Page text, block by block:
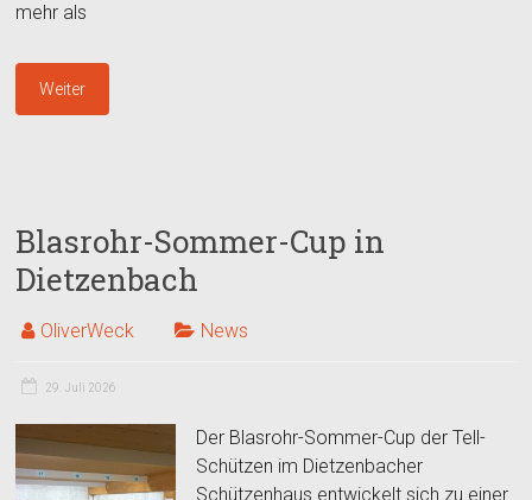
mehr als
Weiter
Blasrohr-Sommer-Cup in
Dietzenbach
OliverWeck News
29. Juli 2026
Der Blasrohr-Sommer-Cup der Tell-
Schützen im Dietzenbacher
Schützenhaus entwickelt sich zu einer